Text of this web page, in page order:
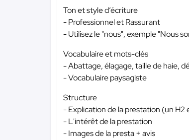
Ton et style d’écriture
- Professionnel et Rassurant
- Utilisez le "nous", exemple "Nous
Vocabulaire et mots-clés
- Abattage, élagage, taille de haie,
- Vocabulaire paysagiste
Structure
- Explication de la prestation (un H2
- L'intérêt de la prestation
- Images de la presta + avis